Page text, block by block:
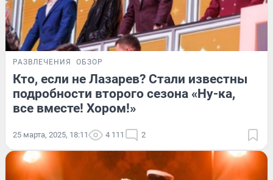
РАЗВЛЕЧЕНИЯ ОБЗОР
Кто, если не Лазарев? Стали известны
подробности второго сезона «Ну-ка,
все вместе! Хором!»
25 марта, 2025, 18:11 4 111 2